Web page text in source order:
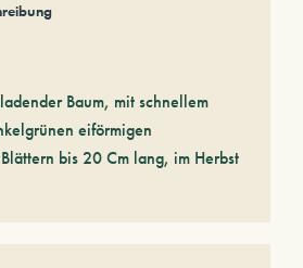
Baum, mit schnellem
eiförmigen
bis 20 Cm lang, im Herbst